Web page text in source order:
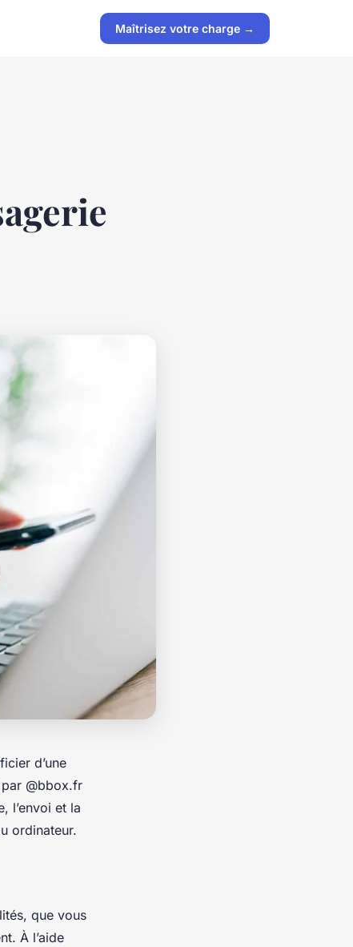
Maîtrisez votre charge →
d’une
par @bbox.fr
l’envoi et la
ordinateur.
que vous
À l’aide